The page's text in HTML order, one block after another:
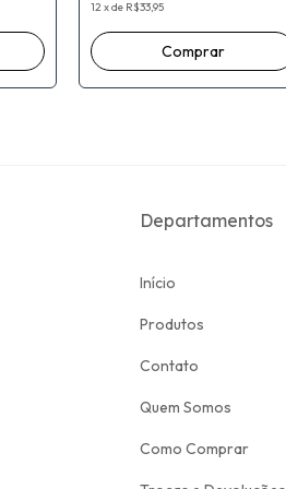
12 xde R$33,95
Departamentos
Início
Produtos
Contato
Quem Somos
Como Comprar